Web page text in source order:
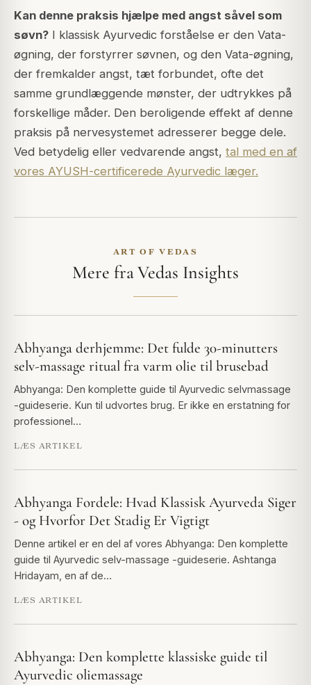
Kan denne praksis hjælpe med angst såvel som
søvn? I klassisk Ayurvedic forståelse er den Vata-
øgning, der forstyrrer søvnen, og den Vata-øgning,
der fremkalder angst, tæt forbundet, ofte det
samme grundlæggende mønster, der udtrykkes på
forskellige måder. Den beroligende effekt af denne
praksis på nervesystemet adresserer begge dele.
Ved betydelig eller vedvarende angst, tal med en af
vores AYUSH-certificerede Ayurvedic læger.
ART OF VEDAS
Mere fra Vedas Insights
Abhyanga derhjemme: Det fulde 30-minutters
selv-massage ritual fra varm olie til brusebad
Abhyanga: Den komplette guide til Ayurvedic selvmassage
-guideserie. Kun til udvortes brug. Er ikke en erstatning for
professionel…
LÆS ARTIKEL
Abhyanga Fordele: Hvad Klassisk Ayurveda Siger
- og Hvorfor Det Stadig Er Vigtigt
Denne artikel er en del af vores Abhyanga: Den komplette
guide til Ayurvedic selv-massage -guideserie. Ashtanga
Hridayam, en af de…
LÆS ARTIKEL
Abhyanga: Den komplette klassiske guide til
Ayurvedic oliemassage